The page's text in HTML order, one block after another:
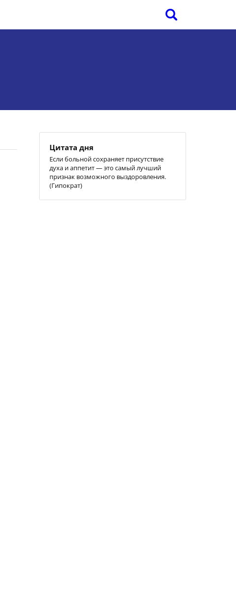
Цитата дня
Если больной сохраняет присутствие
духа и аппетит — это самый лучший
признак возможного выздоровления.
(Гипократ)